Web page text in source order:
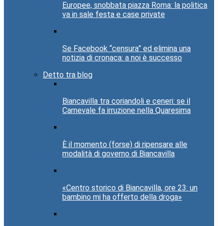
Europee, snobbata piazza Roma: la politica
va in sale festa e case private
Se Facebook “censura” ed elimina una
notizia di cronaca: a noi è successo
Detto tra blog
Biancavilla tra coriandoli e ceneri: se il
Carnevale fa irruzione nella Quaresima
È il momento (forse) di ripensare alle
modalità di governo di Biancavilla
«Centro storico di Biancavilla, ore 23: un
bambino mi ha offerto della droga»